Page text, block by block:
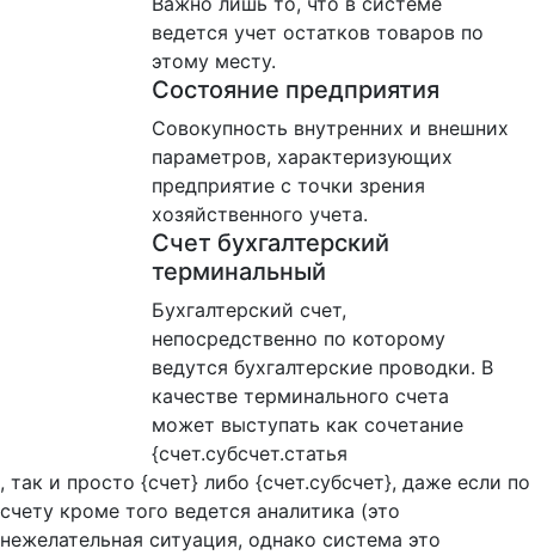
ведется учет остатков товаров по
этому месту.
Состояние предприятия
Совокупность внутренних и внешних
параметров, характеризующих
предприятие с точки зрения
хозяйственного учета.
Счет бухгалтерский
терминальный
Бухгалтерский счет,
непосредственно по которому
ведутся бухгалтерские проводки. В
качестве терминального счета
может выступать как сочетание
{счет.субсчет.статья
, так и просто {счет} либо {счет.субсчет}, даже если по
счету кроме того ведется аналитика (это
нежелательная ситуация, однако система это